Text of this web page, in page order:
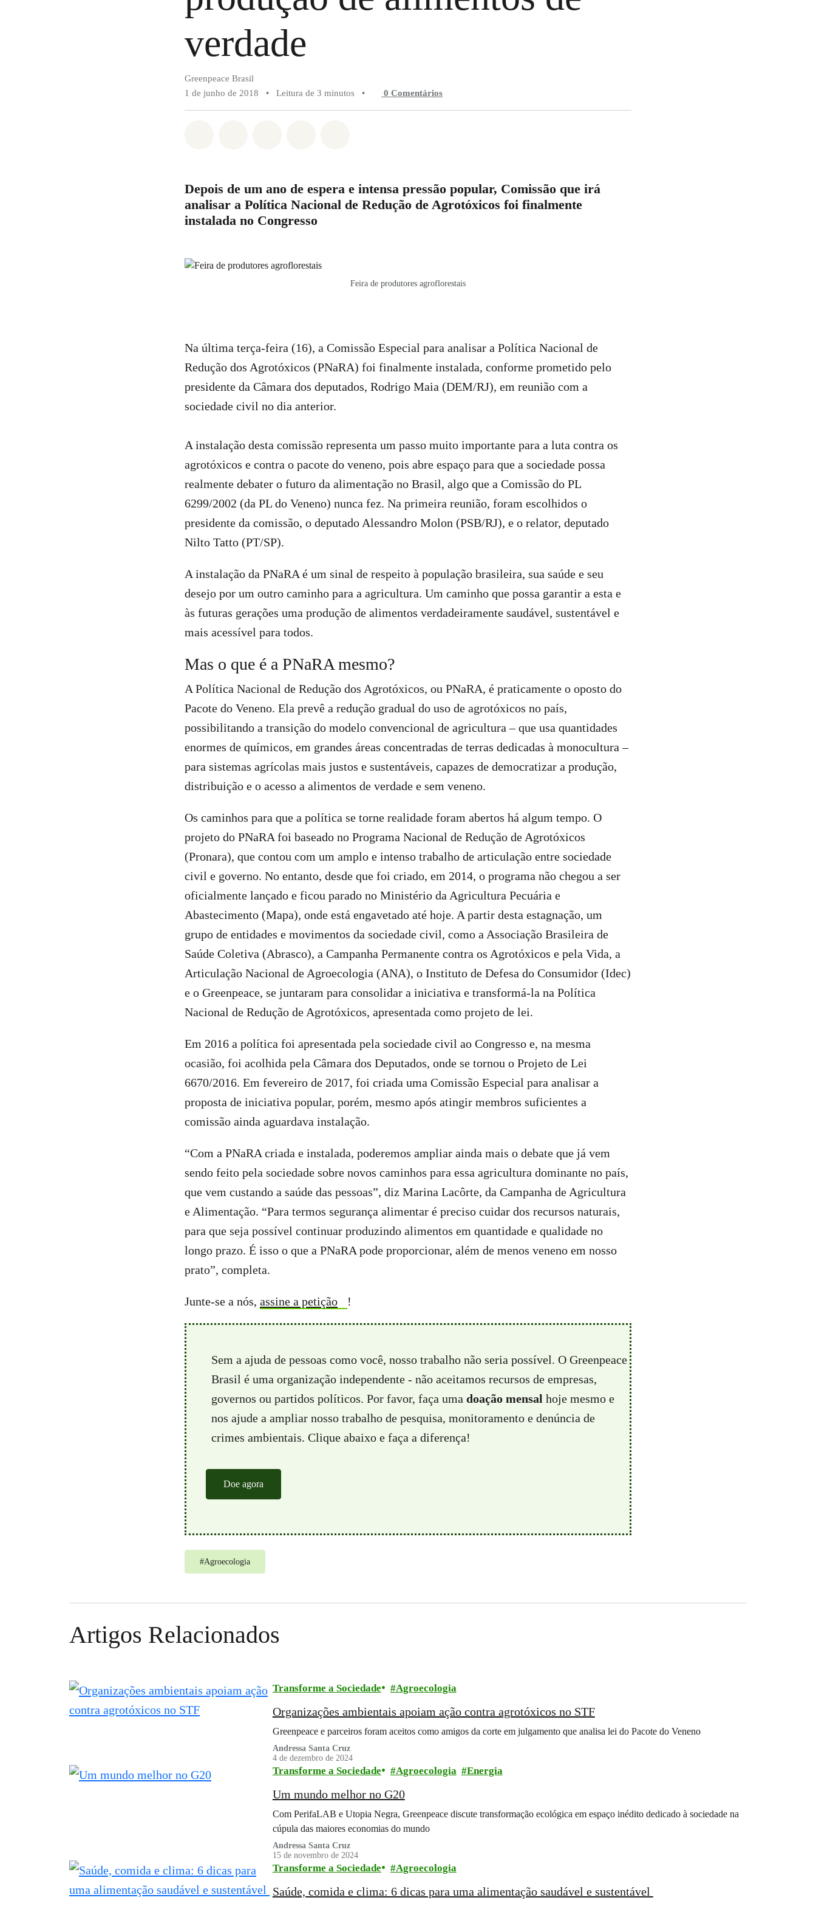
verdade
Greenpeace Brasil
1 de junho de 2018
• Leitura de 3 minutos • 0 Comentários
Depois de um ano de espera e intensa pressão popular, Comissão que irá
analisar a Política Nacional de Redução de Agrotóxicos foi finalmente
instalada no Congresso
Feira de produtores agroflorestais
Na última terça-feira (16), a Comissão Especial para analisar a Política Nacional de
Redução dos Agrotóxicos (PNaRA) foi finalmente instalada, conforme prometido pelo
presidente da Câmara dos deputados, Rodrigo Maia (DEM/RJ), em reunião com a
sociedade civil no dia anterior.
A instalação desta comissão representa um passo muito importante para a luta contra os
agrotóxicos e contra o pacote do veneno, pois abre espaço para que a sociedade possa
realmente debater o futuro da alimentação no Brasil, algo que a Comissão do PL
6299/2002 (da PL do Veneno) nunca fez. Na primeira reunião, foram escolhidos o
presidente da comissão, o deputado Alessandro Molon (PSB/RJ), e o relator, deputado
Nilto Tatto (PT/SP).
A instalação da PNaRA é um sinal de respeito à população brasileira, sua saúde e seu
desejo por um outro caminho para a agricultura. Um caminho que possa garantir a esta e
às futuras gerações uma produção de alimentos verdadeiramente saudável, sustentável e
mais acessível para todos.
Mas o que é a PNaRA mesmo?
A Política Nacional de Redução dos Agrotóxicos, ou PNaRA, é praticamente o oposto do
Pacote do Veneno. Ela prevê a redução gradual do uso de agrotóxicos no país,
possibilitando a transição do modelo convencional de agricultura – que usa quantidades
enormes de químicos, em grandes áreas concentradas de terras dedicadas à monocultura –
para sistemas agrícolas mais justos e sustentáveis, capazes de democratizar a produção,
distribuição e o acesso a alimentos de verdade e sem veneno.
Os caminhos para que a política se torne realidade foram abertos há algum tempo. O
projeto do PNaRA foi baseado no Programa Nacional de Redução de Agrotóxicos
(Pronara), que contou com um amplo e intenso trabalho de articulação entre sociedade
civil e governo. No entanto, desde que foi criado, em 2014, o programa não chegou a ser
oficialmente lançado e ficou parado no Ministério da Agricultura Pecuária e
Abastecimento (Mapa), onde está engavetado até hoje. A partir desta estagnação, um
grupo de entidades e movimentos da sociedade civil, como a Associação Brasileira de
Saúde Coletiva (Abrasco), a Campanha Permanente contra os Agrotóxicos e pela Vida, a
Articulação Nacional de Agroecologia (ANA), o Instituto de Defesa do Consumidor (Idec)
e o Greenpeace, se juntaram para consolidar a iniciativa e transformá-la na Política
Nacional de Redução de Agrotóxicos, apresentada como projeto de lei.
Em 2016 a política foi apresentada pela sociedade civil ao Congresso e, na mesma
ocasião, foi acolhida pela Câmara dos Deputados, onde se tornou o Projeto de Lei
6670/2016. Em fevereiro de 2017, foi criada uma Comissão Especial para analisar a
proposta de iniciativa popular, porém, mesmo após atingir membros suficientes a
comissão ainda aguardava instalação.
“Com a PNaRA criada e instalada, poderemos ampliar ainda mais o debate que já vem
sendo feito pela sociedade sobre novos caminhos para essa agricultura dominante no país,
que vem custando a saúde das pessoas”, diz Marina Lacôrte, da Campanha de Agricultura
e Alimentação. “Para termos segurança alimentar é preciso cuidar dos recursos naturais,
para que seja possível continuar produzindo alimentos em quantidade e qualidade no
longo prazo. É isso o que a PNaRA pode proporcionar, além de menos veneno em nosso
prato”, completa.
Junte-se a nós, assine a petição !
Sem a ajuda de pessoas como você, nosso trabalho não seria possível. O Greenpeace
Brasil é uma organização independente - não aceitamos recursos de empresas,
governos ou partidos políticos. Por favor, faça uma doação mensal hoje mesmo e
nos ajude a ampliar nosso trabalho de pesquisa, monitoramento e denúncia de
crimes ambientais. Clique abaixo e faça a diferença!
Doe agora
#Agroecologia
Artigos Relacionados
Transforme a Sociedade Agroecologia
Organizações ambientais apoiam ação contra agrotóxicos no STF
Greenpeace e parceiros foram aceitos como amigos da corte em julgamento que analisa lei do Pacote do Veneno
Andressa Santa Cruz
4 de dezembro de 2024
Transforme a Sociedade Agroecologia Energia
Um mundo melhor no G20
Com PerifaLAB e Utopia Negra, Greenpeace discute transformação ecológica em espaço inédito dedicado à sociedade na
cúpula das maiores economias do mundo
Andressa Santa Cruz
15 de novembro de 2024
Transforme a Sociedade Agroecologia
Saúde, comida e clima: 6 dicas para uma alimentação saudável e sustentável